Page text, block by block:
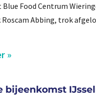
Blue Food Centrum
Roscam Abbing, trok
»
bijeenkomst